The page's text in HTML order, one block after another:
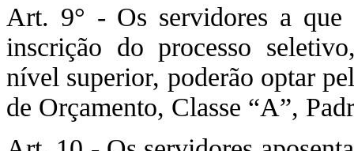
Art. 9° - Os servidores a
inscrição do processo
nível superior, poderão optar
de Orçamento, Classe “A”,